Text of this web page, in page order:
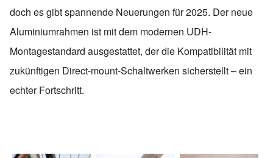
doch es gibt spannende Neuerungen für 2025. Der neue
Aluminiumrahmen ist mit dem modernen UDH-
Montagestandard ausgestattet, der die Kompatibilität mit
zukünftigen Direct-mount-Schaltwerken sicherstellt – ein
echter Fortschritt.